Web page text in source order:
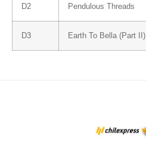
D2 Pendulous Threads
D3 Earth To Bella (Part II)